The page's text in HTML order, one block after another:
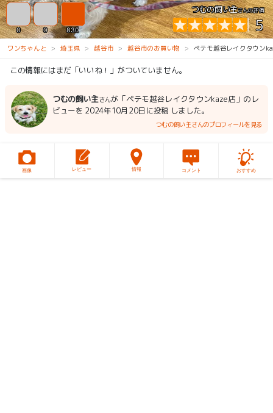
つむの飼い主さんの評価
5
0 0 830
ワンちゃんと 埼玉県 越谷市 越谷市のお買い物 ペテモ越谷レイクタウン
この情報にはまだ「いいね！」がついていません。
つむの飼い主さんが「ペテモ越谷レイクタウンkaze店」のレ
ビューを 2024年10月20日に投稿 しました。
つむの飼い主さんのプロフィールを見る
画像 レビュー 情報 コメント おすすめ